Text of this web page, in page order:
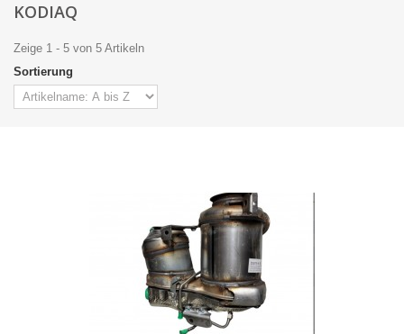
KODIAQ
Zeige 1 - 5 von 5 Artikeln
Sortierung